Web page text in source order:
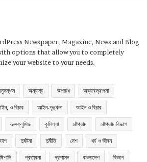
Newspaper, Magazine, News and Blog
options that allow you to completely
your website to your needs.
অন্যান্য অপরাধ অব্যাবস্থাপনা
ও বিচার আইন-শৃঙ্খলা আইন ও বিচার
এক্সক্লুসিভ কুমিল্লা চট্টগ্রাম চট্টগ্রাম বিভাগ
দুর্ঘটনা দুর্নীতি দেশ ধর্ম ও জীবন
প্রতারনা প্রশাসন বাংলাদেশ বিভাগ